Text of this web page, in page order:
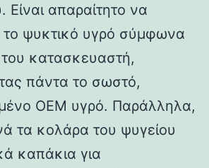
Είναι απαραίτητο να
το ψυκτικό υγρό σύμφωνα
του κατασκευαστή,
πάντα το σωστό,
OEM υγρό. Παράλληλα,
τα κολάρα του ψυγείου
καπάκια για